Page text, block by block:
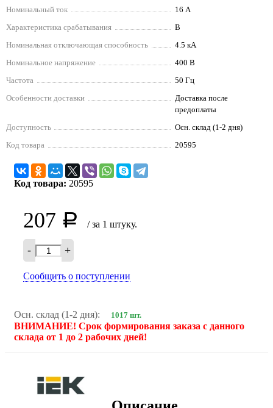
Номинальный ток
16 А
Характеристика срабатывания
B
Номинальная отключающая способность
4.5 кА
Номинальное напряжение
400 В
Частота
50 Гц
Особенности доставки
Доставка после
предоплаты
Доступность
Осн. склад (1-2 дня)
Код товара
20595
Код товара: 20595
207 Р / за 1 штуку.
- +
Сообщить о поступлении
Осн. склад (1-2 дня): 1017 шт.
ВНИМАНИЕ! Срок формирования заказа с данного
склада от 1 до 2 рабочих дней!